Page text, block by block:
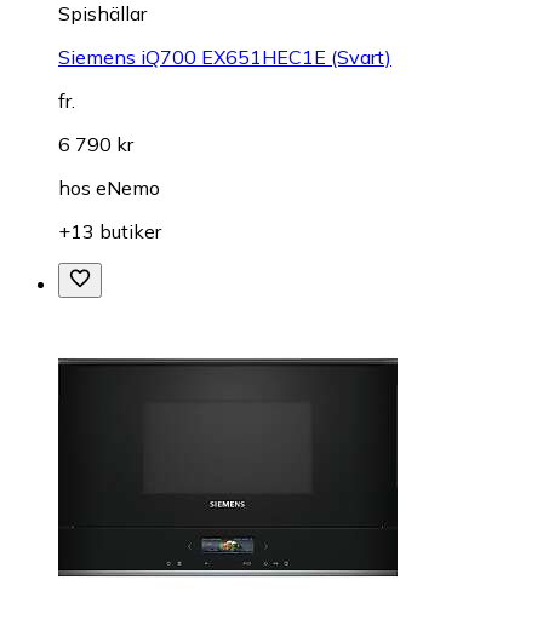
Spishällar
Siemens iQ700 EX651HEC1E (Svart)
fr.
6 790 kr
hos eNemo
+13 butiker